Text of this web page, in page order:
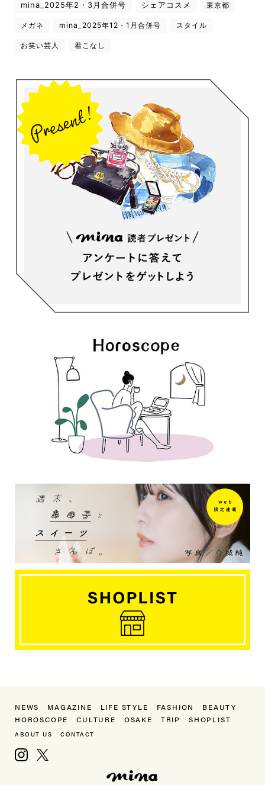
mina_2025年2・3月合併号 シェアコスメ 東京都
メガネ mina_2025年12・1月合併号 スタイル
お笑い芸人 着こなし
NEWS MAGAZINE LIFE STYLE FASHION
BEAUTY
HOROSCOPE
CULTURE OSAKE TRIP SHOPLIST
ABOUT US CONTACT
Instagram